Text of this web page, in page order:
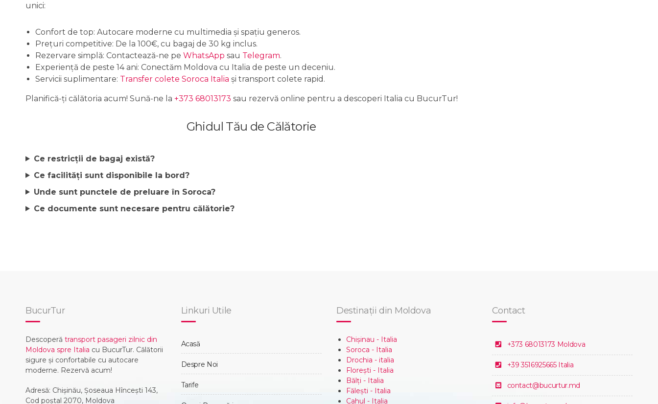
unici:
Confort de top: Autocare moderne cu multimedia și spațiu generos.
Prețuri competitive: De la 100€, cu bagaj de 30 kg inclus.
Rezervare simplă: Contactează-ne pe WhatsApp sau Telegram.
Experiență de peste 14 ani: Conectăm Moldova cu Italia de peste un deceniu.
Servicii suplimentare: Transfer colete Soroca Italia și transport colete rapid.
Planifică-ți călătoria acum! Sună-ne la +373 68013173 sau rezervă online pentru a descoperi Italia cu BucurTur!
Ghidul Tău de Călătorie
Ce restricții de bagaj există?
Ce facilități sunt disponibile la bord?
Unde sunt punctele de preluare în Soroca?
Ce documente sunt necesare pentru călătorie?
BucurTur
Descoperă transport pasageri zilnic din
Moldova spre Italia cu BucurTur. Călătorii
sigure și confortabile cu autocare
moderne. Rezervă acum!
Adresă: Chișinău, Șoseaua Hînceşti 143,
Cod poștal 2070, Moldova
Linkuri Utile
Acasă
Despre Noi
Tarife
Destinații din Moldova
Chișinau - Italia
Soroca - Italia
Drochia - italia
Florești - Italia
Bălți - Italia
Fălești - Italia
Cahul - Italia
Contact
+373 68013173 Moldova
+39 3516925665 Italia
contact@bucurtur.md